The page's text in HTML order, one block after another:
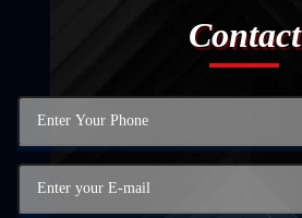
Contact